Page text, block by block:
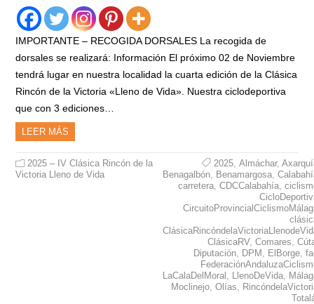
IMPORTANTE – RECOGIDA DORSALES La recogida de
dorsales se realizará: Información El próximo 02 de Noviembre
tendrá lugar en nuestra localidad la cuarta edición de la Clásica
Rincón de la Victoria «Lleno de Vida». Nuestra ciclodeportiva
que con 3 ediciones…
LEER MÁS
2025 – IV Clásica Rincón de la
Victoria Lleno de Vida
2025 ,Almáchar,
Benagalbón Benamargosa ,
carretera ,CDCCalabahía ,
ClásicaRV,Comares ,
Diputación DPM ElBorge ,
LaCalaDelMoral
LlenoDeVida
Moclinejo ,Olías